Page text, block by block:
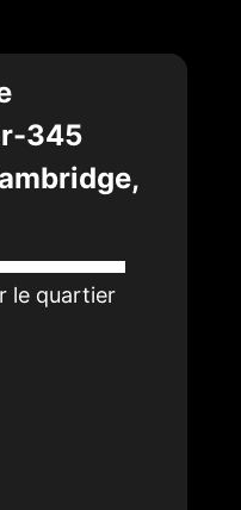
345
le quartier